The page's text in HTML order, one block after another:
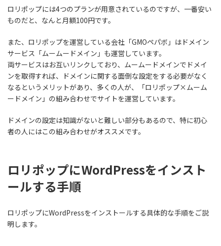
ロリポップには4つのプランが用意されているのですが、一番安い
ものだと、なんと月額100円です。
また、ロリポップを運営している会社「GMOペパボ」はドメイン
サービス「ムームードメイン」も運営しています。
両サービスはお互いリンクしており、ムームードメインでドメイ
ンを取得すれば、ドメインに関する面倒な設定をする必要がなく
なるというメリットがあり、多くの人が、「ロリポップ×ムーム
ードメイン」の組み合わせでサイトを運営しています。
ドメインの設定は知識がないと難しい部分もあるので、特に初心
者の人にはこの組み合わせがオススメです。
ロリポップにWordPressをインスト
ールする手順
ロリポップにWordPressをインストールする具体的な手順をご説
明します。